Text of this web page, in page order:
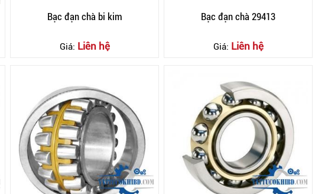
Bạc đạn chà bi kim
Giá: Liên hệ
Bạc đạn chà 29413
Giá: Liên hệ